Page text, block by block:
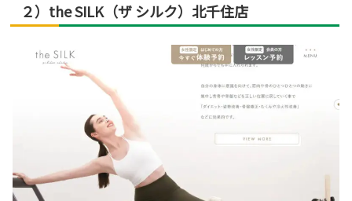
２）the SILK（ザ シルク）北千住店